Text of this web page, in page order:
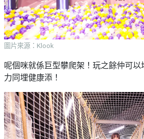
圖片來源：Klook
呢個咪就係巨型攀爬架！玩之餘仲可
力同埋健康添！